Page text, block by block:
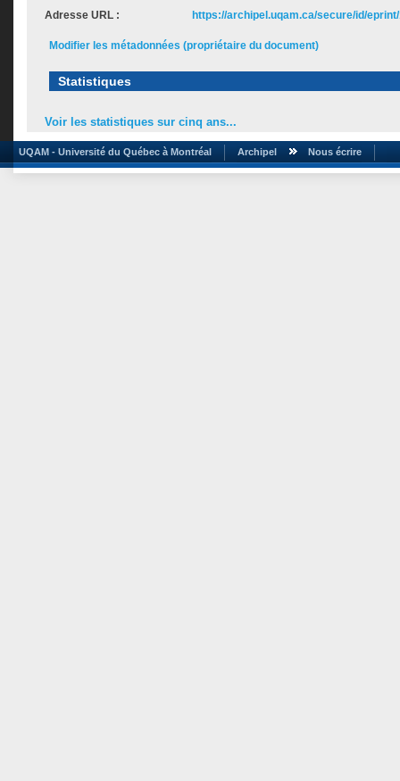
Adresse URL :
https://archipel.uqam.ca/secure/id/
Modifier les métadonnées (propriétaire du document)
Statistiques
Voir les statistiques sur cinq ans...
UQAM - Université du Québec à Montréal Archipel Nous écrire